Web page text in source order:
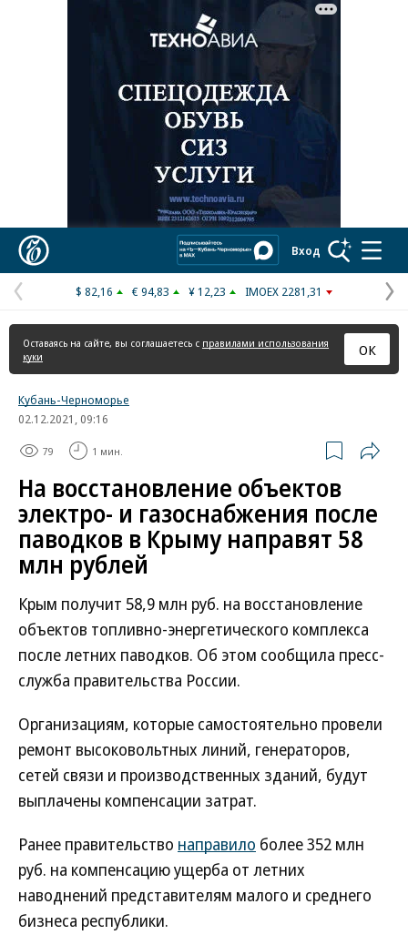
Реклама в «Ъ» www.kommersant.ru/ad
Вход
Предыдущая
страница
$ 82,16 € 94,83 ¥ 12,23 IMOEX 2281,31
Оставаясь на сайте, вы соглашаетесь с правилами использования
куки
ОК
Кубань-Черноморье
02.12.2021, 09:16
79 1 мин.
На восстановление объектов
электро- и газоснабжения после
паводков в Крыму направят 58
млн рублей
Крым получит 58,9 млн руб. на восстановление
объектов топливно-энергетического комплекса
после летних паводков. Об этом сообщила пресс-
служба правительства России.
Организациям, которые самостоятельно провели
ремонт высоковольтных линий, генераторов,
сетей связи и производственных зданий, будут
выплачены компенсации затрат.
Ранее правительство направило более 352 млн
руб. на компенсацию ущерба от летних
наводнений представителям малого и среднего
бизнеса республики.